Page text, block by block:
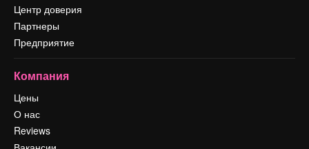
Центр доверия
Партнеры
Предприятие
Компания
Цены
О нас
Reviews